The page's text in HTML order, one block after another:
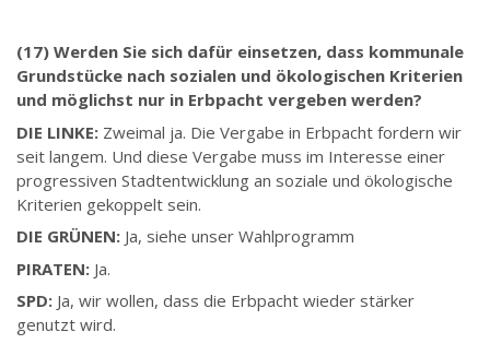
(17) Werden Sie sich dafür einsetzen, dass kommunale
Grundstücke nach sozialen und ökologischen Kriterien
und möglichst nur in Erbpacht vergeben werden?
DIE LINKE: Zweimal ja. Die Vergabe in Erbpacht fordern wir
seit langem. Und diese Vergabe muss im Interesse einer
progressiven Stadtentwicklung an soziale und ökologische
Kriterien gekoppelt sein.
DIE GRÜNEN: Ja, siehe unser Wahlprogramm
PIRATEN: Ja.
SPD: Ja, wir wollen, dass die Erbpacht wieder stärker
genutzt wird.